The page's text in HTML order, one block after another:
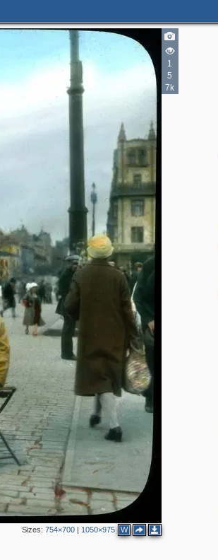
1
5
7k
Sizes: 754×700| 1050×975 W